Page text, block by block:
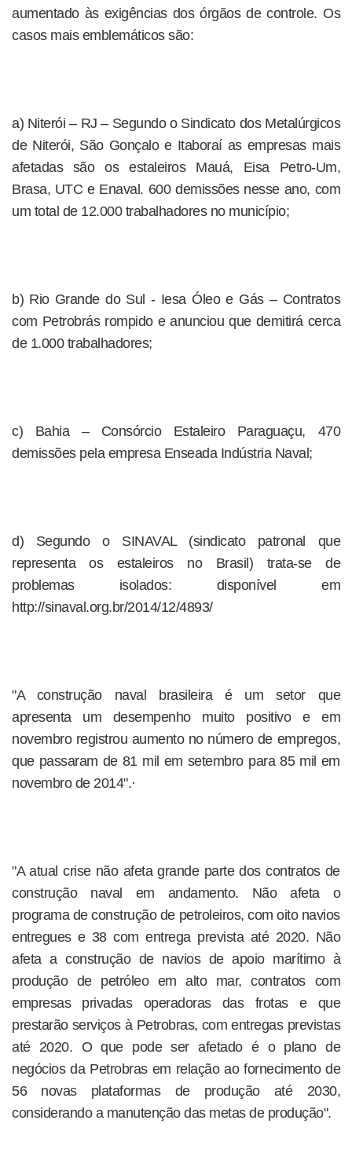
aumentado às exigências dos órgãos de controle. Os
casos mais emblemáticos são:
a) Niterói – RJ – Segundo o Sindicato dos Metalúrgicos
de Niterói, São Gonçalo e Itaboraí as empresas mais
afetadas são os estaleiros Mauá, Eisa Petro-Um,
Brasa, UTC e Enaval. 600 demissões nesse ano, com
um total de 12.000 trabalhadores no município;
b) Rio Grande do Sul - Iesa Óleo e Gás – Contratos
com Petrobrás rompido e anunciou que demitirá cerca
de 1.000 trabalhadores;
c) Bahia – Consórcio Estaleiro Paraguaçu, 470
demissões pela empresa Enseada Indústria Naval;
d) Segundo o SINAVAL (sindicato patronal que
representa os estaleiros no Brasil) trata-se de
problemas isolados: disponível em
http://sinaval.org.br/2014/12/4893/
"A construção naval brasileira é um setor que
apresenta um desempenho muito positivo e em
novembro registrou aumento no número de empregos,
que passaram de 81 mil em setembro para 85 mil em
novembro de 2014".·
"A atual crise não afeta grande parte dos contratos de
construção naval em andamento. Não afeta o
programa de construção de petroleiros, com oito navios
entregues e 38 com entrega prevista até 2020. Não
afeta a construção de navios de apoio marítimo à
produção de petróleo em alto mar, contratos com
empresas privadas operadoras das frotas e que
prestarão serviços à Petrobras, com entregas previstas
até 2020. O que pode ser afetado é o plano de
negócios da Petrobras em relação ao fornecimento de
56 novas plataformas de produção até 2030,
considerando a manutenção das metas de produção".